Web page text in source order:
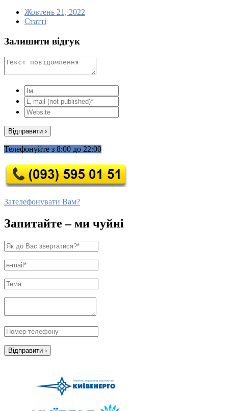
Жовтень 21, 2022
Статті
Залишити відгук
Телефонуйте з 8:00 до 22:00
Зателефонувати Вам?
Запитайте – ми чуйні